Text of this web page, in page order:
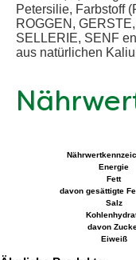
Petersilie, Farbstoff
ROGGEN,
SELLERIE, SENF
aus natürlichen
Energie
Fett
davon gesättigte
Salz
davon
Eiweiß